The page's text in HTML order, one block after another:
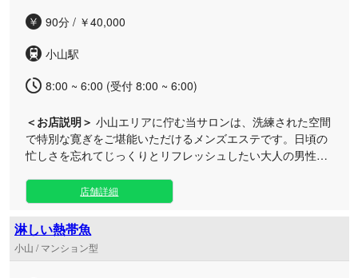
ごしください。皆様のご来店を心よりお待ちしております。
90分 / ￥40,000
小山駅
8:00 ~ 6:00 (受付 8:00 ~ 6:00)
＜お店説明＞ 小山エリアに佇む当サロンは、洗練された空間
で特別な寛ぎをご堪能いただけるメンズエステです。日頃の
忙しさを忘れてじっくりとリフレッシュしたい大人の男性へ
はプライベート感あふれる空間となっており、周りを気にせ
ずお過ごしいただけます。お仕事帰りや休日のお出かけの合
間など、羽を伸ばしたくなった際のお立ち寄りに最適です。
丁寧な指圧やもみほぐしによるボディケアを中心に、一人ひ
とりに寄り添った親身なおもてなしで、お体と心をしっかり
店舗詳細
淋しい熱帯魚
小山 / マンション型